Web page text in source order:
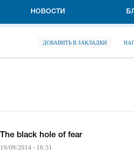
НОВОСТИ
ДОБАВИТЬ В ЗАКЛАДКИ
The black hole of fear
19/09/2014 - 16:51